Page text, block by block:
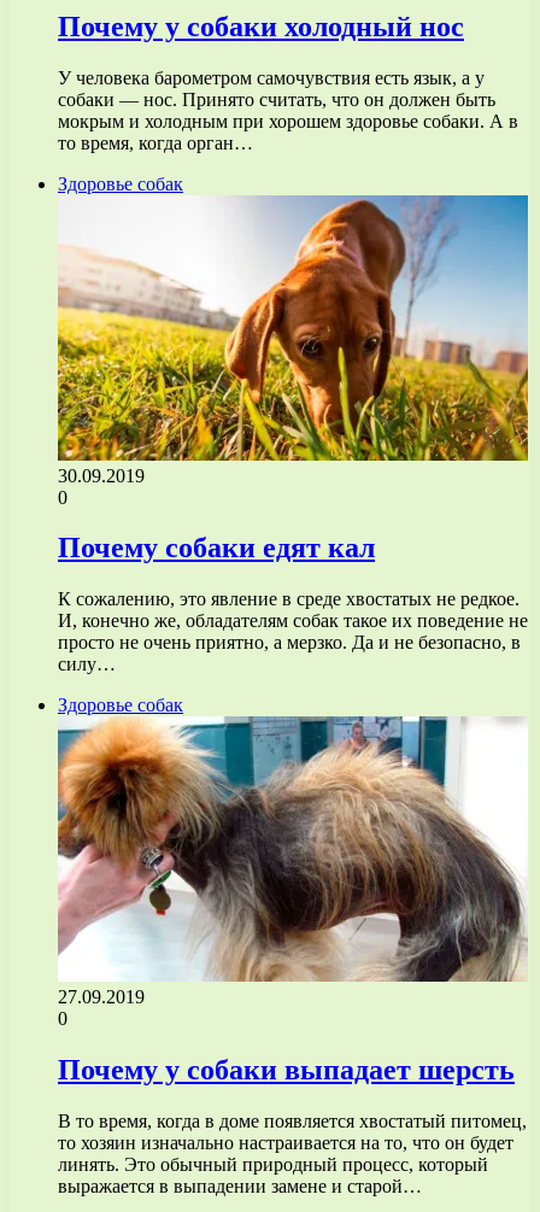
Почему у собаки холодный нос
У человека барометром самочувствия есть язык, а у
собаки — нос. Принято считать, что он должен быть
мокрым и холодным при хорошем здоровье собаки. А в
то время, когда орган…
Здоровье собак
30.09.2019
0
Почему собаки едят кал
К сожалению, это явление в среде хвостатых не редкое.
И, конечно же, обладателям собак такое их поведение не
просто не очень приятно, а мерзко. Да и не безопасно, в
силу…
Здоровье собак
27.09.2019
0
Почему у собаки выпадает шерсть
В то время, когда в доме появляется хвостатый питомец,
то хозяин изначально настраивается на то, что он будет
линять. Это обычный природный процесс, который
выражается в выпадении замене и старой…